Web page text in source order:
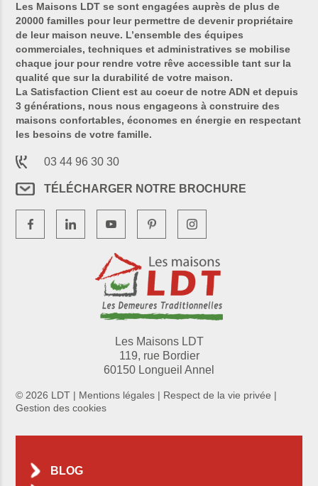
Les Maisons LDT se sont engagées auprès de plus de
20000 familles pour leur permettre de devenir propriétaire
de leur maison neuve. L’ensemble des équipes
commerciales, techniques et administratives se mobilise
chaque jour pour rendre votre rêve accessible tant sur la
qualité que sur la durabilité de votre maison.
La Satisfaction Client est au coeur de notre ADN et depuis
3 générations, nous nous engageons à construire des
maisons confortables, économes en énergie en respectant
les besoins de votre famille.
03 44 96 30 30
TÉLÉCHARGER NOTRE BROCHURE
Les Maisons LDT
119, rue Bordier
60150 Longueil Annel
© 2026 LDT | Mentions légales | Respect de la vie privée |
Gestion des cookies
BLOG